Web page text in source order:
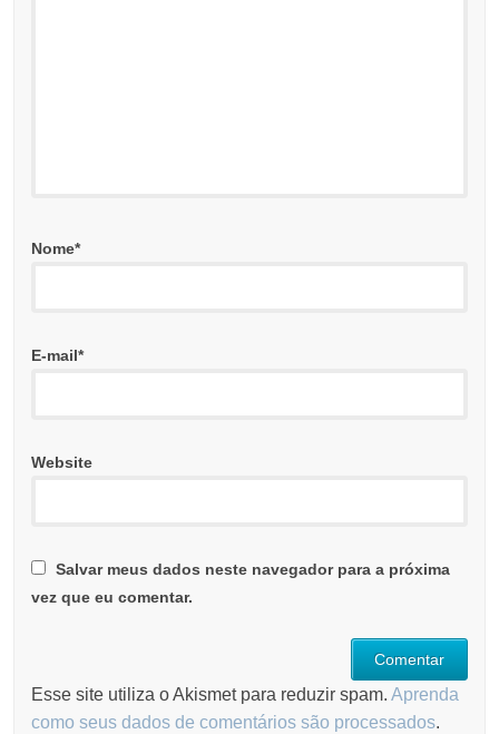
Nome*
E-mail*
Website
Salvar meus dados neste navegador para a próxima
vez que eu comentar.
Esse site utiliza o Akismet para reduzir spam.Aprenda
como seus dados de comentários são processados.